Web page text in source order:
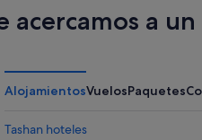
acercamos a
AlojamientosVuelosPaquetes
Tashan hoteles